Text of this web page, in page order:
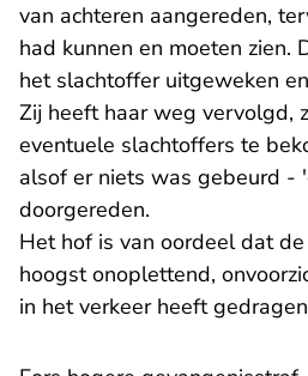
van achteren aangereden,
had kunnen en moeten zien.
het slachtoffer uitgeweken
Zij heeft haar weg vervolgd,
eventuele slachtoffers te
alsof er niets was gebeurd -
doorgereden.
Het hof is van oordeel dat
hoogst onoplettend,
in het verkeer heeft